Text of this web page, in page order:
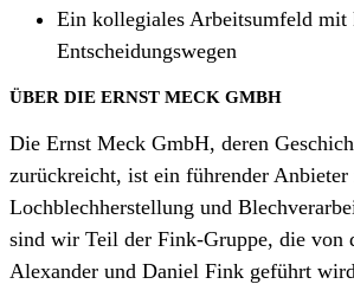
Ein kollegiales Arbeitsumfeld mit
Entscheidungswegen
ÜBER DIE ERNST MECK GMBH
Die Ernst Meck GmbH, deren
zurückreicht, ist ein führender Anbieter
Lochblechherstellung und
sind wir Teil der Fink-Gruppe, die von
Alexander und Daniel Fink geführt